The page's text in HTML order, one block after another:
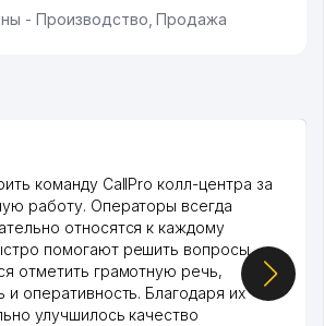
- Производство, Продажа
команду CallPro колл-центра за
работу. Операторы всегда
относятся к каждому
помогают решить вопросы.
отметить грамотную речь,
и оперативность. Благодаря их
улучшилось качество